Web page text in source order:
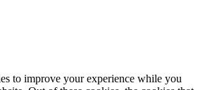
to improve your experience while you